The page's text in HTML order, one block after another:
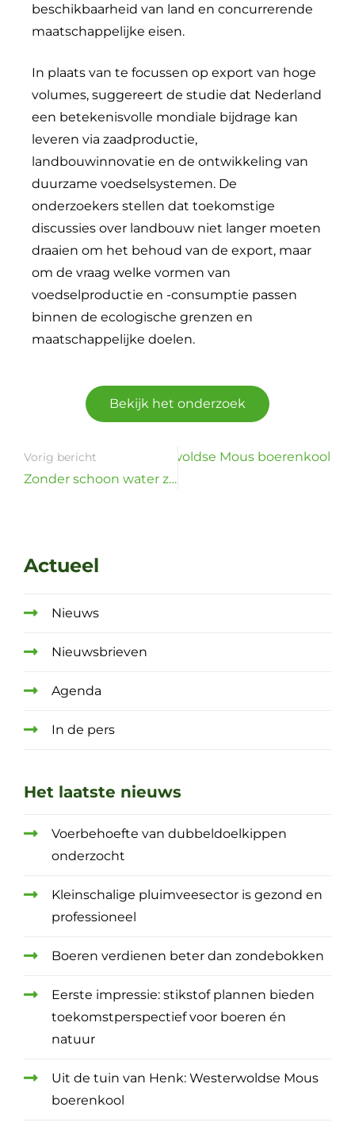
beschikbaarheid van land en concurrerende
maatschappelijke eisen.
In plaats van te focussen op export van hoge
volumes, suggereert de studie dat Nederland
een betekenisvolle mondiale bijdrage kan
leveren via zaadproductie,
landbouwinnovatie en de ontwikkeling van
duurzame voedselsystemen. De
onderzoekers stellen dat toekomstige
discussies over landbouw niet langer moeten
draaien om het behoud van de export, maar
om de vraag welke vormen van
voedselproductie en -consumptie passen
binnen de ecologische grenzen en
maatschappelijke doelen.
Bekijk het onderzoek
Vorig bericht
Zonder schoon water zijn gezonde gewassen, gezonde dieren en een gezonde voedselketen onmogelijk.
de tuin van Henk: Westerwoldse Mous boerenkool
Actueel
Nieuws
Nieuwsbrieven
Agenda
In de pers
Het laatste nieuws
Voerbehoefte van dubbeldoelkippen
onderzocht
Kleinschalige pluimveesector is gezond en
professioneel
Boeren verdienen beter dan zondebokken
Eerste impressie: stikstof plannen bieden
toekomstperspectief voor boeren én
natuur
Uit de tuin van Henk: Westerwoldse Mous
boerenkool